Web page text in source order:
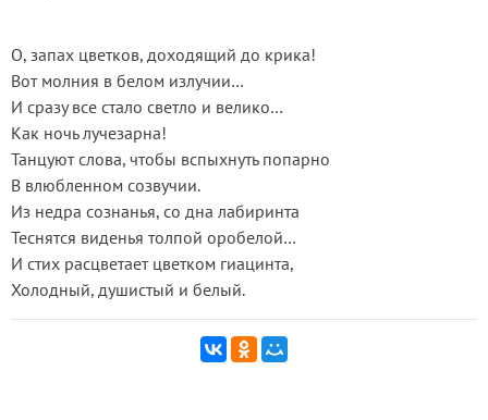
О, запах цветков, доходящий до крика!
Вот молния в белом излучии…
И сразу все стало светло и велико…
Как ночь лучезарна!
Танцуют слова, чтобы вспыхнуть попарно
В влюбленном созвучии.
Из недра сознанья, со дна лабиринта
Теснятся виденья толпой оробелой…
И стих расцветает цветком гиацинта,
Холодный, душистый и белый.